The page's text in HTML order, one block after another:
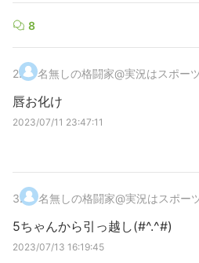
8
2. 名無しの格闘家@実況はスポー
唇お化け
2023/07/11 23:47:11
3. 名無しの格闘家@実況はスポー
5ちゃんから引っ越し(#^.^#)
2023/07/13 16:19:45